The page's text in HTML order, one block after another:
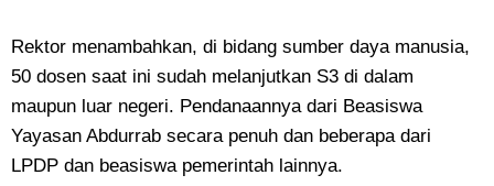
Rektor menambahkan, di bidang sumber daya manusia,
50 dosen saat ini sudah melanjutkan S3 di dalam
maupun luar negeri. Pendanaannya dari Beasiswa
Yayasan Abdurrab secara penuh dan beberapa dari
LPDP dan beasiswa pemerintah lainnya.